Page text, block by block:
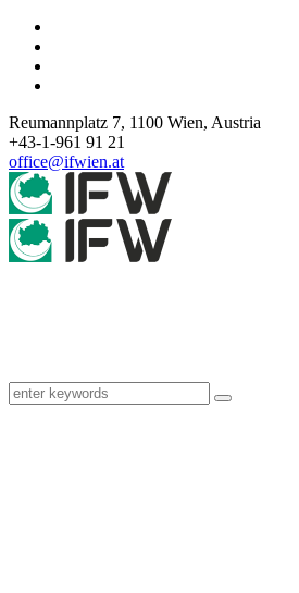
Reumannplatz 7, 1100 Wien, Austria
+43-1-961 91 21
office@ifwien.at